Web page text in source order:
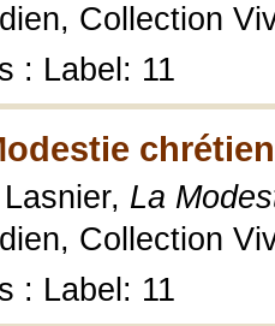
Collection
: Label: 11
La
Collection
: Label: 11